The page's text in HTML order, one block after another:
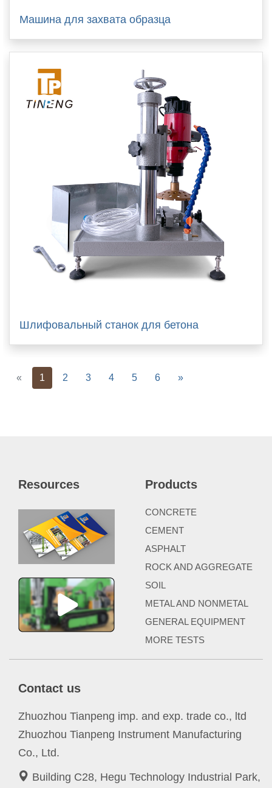
Машина для захвата образца
Шлифовальный станок для бетона
« Previous
1 2 3 4 5 6 »Next
Resources Products
CONCRETE
CEMENT
ASPHALT
ROCK AND AGGREGATE
SOIL
METAL AND NONMETAL
GENERAL EQUIPMENT
MORE TESTS
Contact us
Zhuozhou Tianpeng imp. and exp. trade co., ltd
Zhuozhou Tianpeng Instrument Manufacturing
Co., Ltd.
Building C28, Hegu Technology Industrial Park,